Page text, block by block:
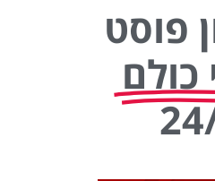
פוסט
כולם